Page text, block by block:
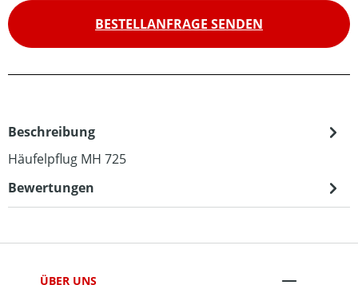
BESTELLANFRAGE SENDEN
Beschreibung
Häufelpflug MH 725
Bewertungen
ÜBER UNS